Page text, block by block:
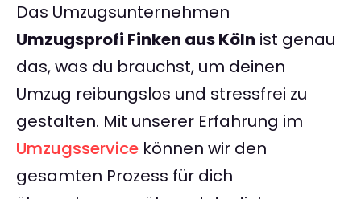
Das Umzugsunternehmen
Umzugsprofi Finken aus Köln ist genau
das, was du brauchst, um deinen
Umzug reibungslos und stressfrei zu
gestalten. Mit unserer Erfahrung im
Umzugsservice können wir den
gesamten Prozess für dich